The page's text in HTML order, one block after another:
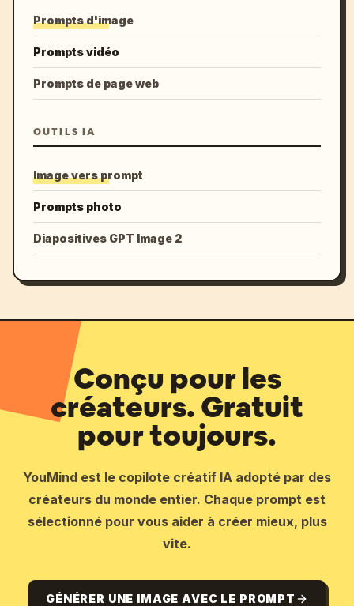
Prompts d'image
Prompts vidéo
Prompts de page web
OUTILS IA
Image vers prompt
Prompts photo
Diapositives GPT Image 2
Conçu pour les
créateurs. Gratuit
pour toujours.
YouMind est le copilote créatif IA adopté par des
créateurs du monde entier. Chaque prompt est
sélectionné pour vous aider à créer mieux, plus
vite.
GÉNÉRER UNE IMAGE AVEC LE PROMPT